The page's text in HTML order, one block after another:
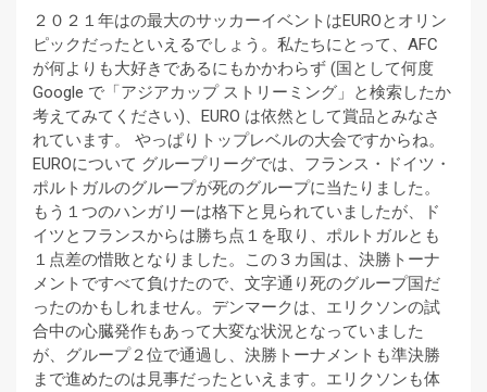
２０２１年はの最大のサッカーイベントはEUROとオリン
ピックだったといえるでしょう。私たちにとって、AFC
が何よりも大好きであるにもかかわらず (国として何度
Google で「アジアカップ ストリーミング」と検索したか
考えてみてください)、EURO は依然として賞品とみなさ
れています。 やっぱりトップレベルの大会ですからね。
EUROについて グループリーグでは、フランス・ドイツ・
ポルトガルのグループが死のグループに当たりました。
もう１つのハンガリーは格下と見られていましたが、ド
イツとフランスからは勝ち点１を取り、ポルトガルとも
１点差の惜敗となりました。この３カ国は、決勝トーナ
メントですべて負けたので、文字通り死のグループ国だ
ったのかもしれません。デンマークは、エリクソンの試
合中の心臓発作もあって大変な状況となっていました
が、グループ２位で通過し、決勝トーナメントも準決勝
まで進めたのは見事だったといえます。エリクソンも体